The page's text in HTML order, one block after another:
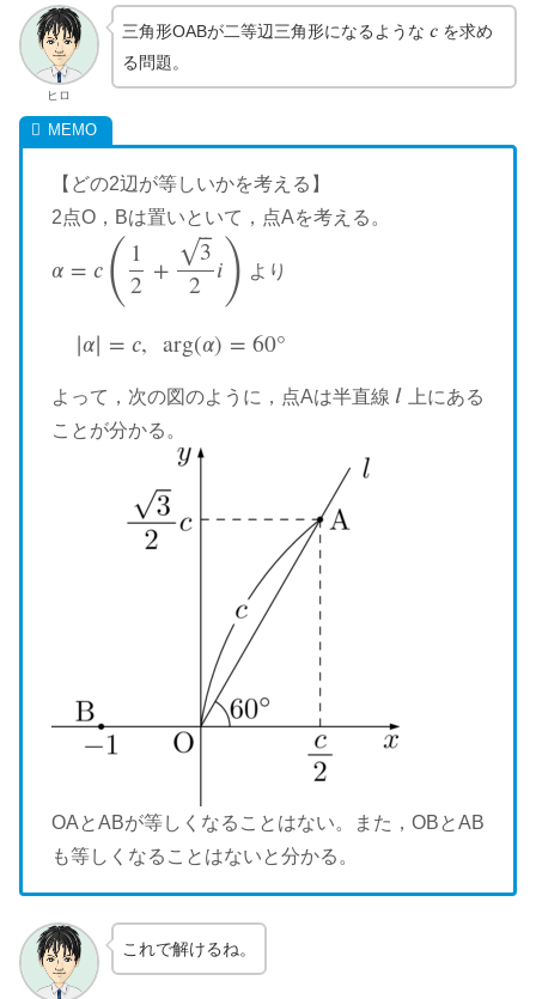
ヒロ
三角形OABが二等辺三角形になるような 𝑐
cを求め
る問題。
【どの2辺が等しいかを考える】
2点O，Bは置いといて，点Aを考える。
𝛼 = 𝑐 ( 1
2 + 3
⎯⎯
√
2
𝑖 )
α=c( 12 + 32i より
|𝛼| = 𝑐, arg(𝛼) = 60°
α|=c, arg(α)=60°
よって，次の図のように，点Aは半直線 𝑙
l
上にある
ことが分かる。
OAとABが等しくなることはない。また，OBとAB
も等しくなることはないと分かる。
これで解けるね。